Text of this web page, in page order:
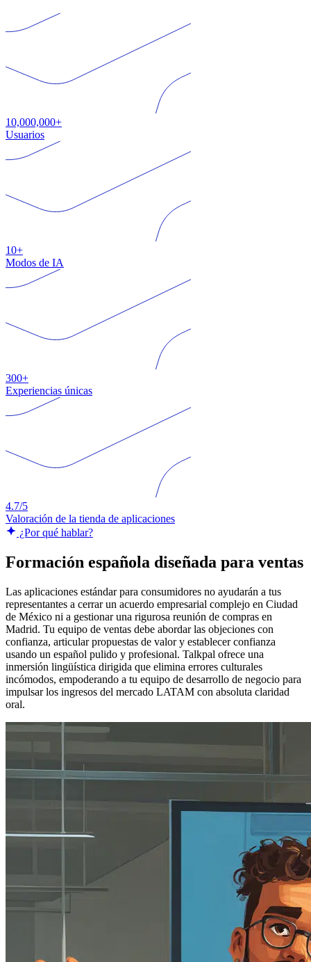
10,000,000+
Usuarios
10+
Modos de IA
300+
Experiencias únicas
4.7/5
Valoración de la tienda de aplicaciones
¿Por qué hablar?
Formación española diseñada para ventas
Las aplicaciones estándar para consumidores no ayudarán a tus
representantes a cerrar un acuerdo empresarial complejo en Ciudad
de México ni a gestionar una rigurosa reunión de compras en
Madrid. Tu equipo de ventas debe abordar las objeciones con
confianza, articular propuestas de valor y establecer confianza
usando un español pulido y profesional. Talkpal ofrece una
inmersión lingüística dirigida que elimina errores culturales
incómodos, empoderando a tu equipo de desarrollo de negocio para
impulsar los ingresos del mercado LATAM con absoluta claridad
oral.